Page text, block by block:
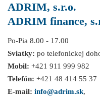
ADRIM, s.r.o.
ADRIM finance,
Po-Pia 8.00 - 17.00
Sviatky: po telefonickej
Mobil: +421 911 999 982
Telefón: +421 48 414 55 37
E-mail: info@adrim.sk,